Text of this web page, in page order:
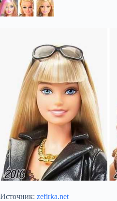
Источник: zefirka.net